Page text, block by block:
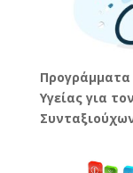
Υγείας για